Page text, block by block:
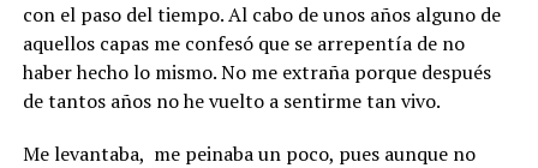
con el paso del tiempo. Al cabo de unos años alguno de
aquellos capas me confesó que se arrepentía de no
haber hecho lo mismo. No me extraña porque después
de tantos años no he vuelto a sentirme tan vivo.
Me levantaba, me peinaba un poco, pues aunque no